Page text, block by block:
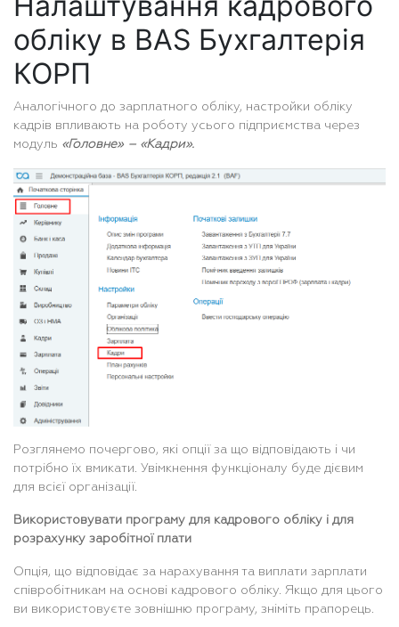
обліку в BAS Бухгалтерія
КОРП
Аналогічного до зарплатного обліку, настройки обліку
кадрів впливають на роботу усього підприємства через
модуль «Головне» – «Кадри».
Розглянемо почергово, які опції за що відповідають і чи
потрібно їх вмикати. Увімкнення функціоналу буде дієвим
для всієї організації.
Використовувати програму для кадрового обліку і для
розрахунку заробітної плати
Опція, що відповідає за нарахування та виплати зарплати
співробітникам на основі кадрового обліку. Якщо для цього
ви використовуєте зовнішню програму, зніміть прапорець.